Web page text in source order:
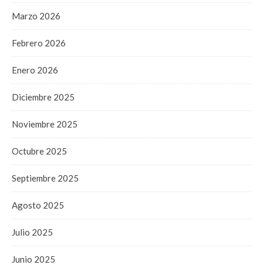
Marzo 2026
Febrero 2026
Enero 2026
Diciembre 2025
Noviembre 2025
Octubre 2025
Septiembre 2025
Agosto 2025
Julio 2025
Junio 2025